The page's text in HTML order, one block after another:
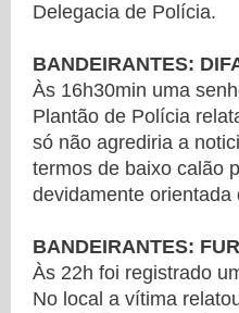
Delegacia de Polícia.
BANDEIRANTES:
Às 16h30min uma
Plantão de Polícia
só não agrediria a
termos de baixo calão
devidamente orientada
BANDEIRANTES:
Às 22h foi registrado
No local a vítima